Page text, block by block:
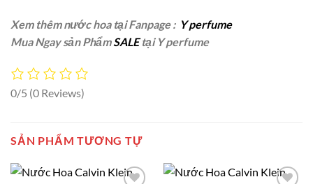
Xem thêm nước hoa tại Fanpage : Y perfume
Mua Ngay sản PhẩmSALEtại Y perfume
0/5 (0 Reviews)
SẢN PHẨM TƯƠNG TỰ